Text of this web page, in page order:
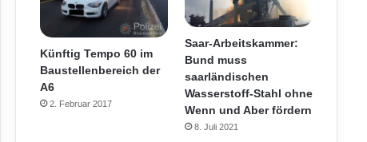
Künftig Tempo 60 im
Baustellenbereich der
A6
2. Februar 2017
Saar-Arbeitskammer:
Bund muss
saarländischen
Wasserstoff-Stahl ohne
Wenn und Aber fördern
8. Juli 2021